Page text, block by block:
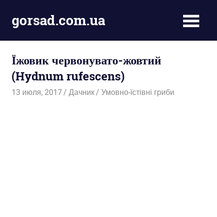
перейти
к
содержимому
gorsad.com.ua
і
город
Їжовик червонувато-жовтий
(Hydnum rufescens)
13 июля, 2017 Дачник Умовно-їстівні гриби